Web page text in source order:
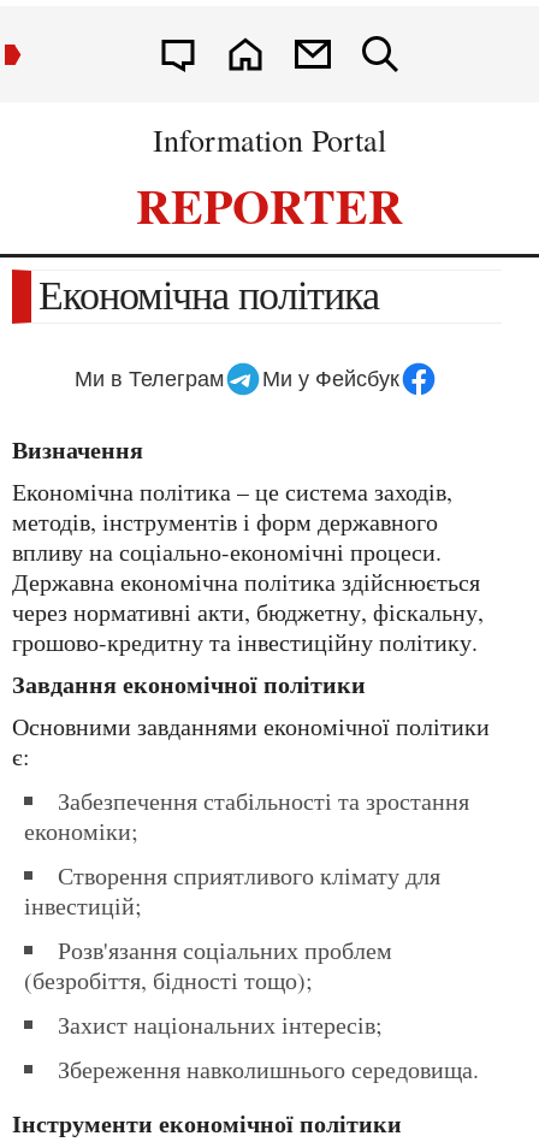
Information Portal
REPORTER
Економічна політика
Ми в Телеграм Ми у Фейсбук
Визначення
Економічна політика – це система заходів,
методів, інструментів і форм державного
впливу на соціально-економічні процеси.
Державна економічна політика здійснюється
через нормативні акти, бюджетну, фіскальну,
грошово-кредитну та інвестиційну політику.
Завдання економічної політики
Основними завданнями економічної політики
є:
Забезпечення стабільності та зростання
економіки;
Створення сприятливого клімату для
інвестицій;
Розв'язання соціальних проблем
(безробіття, бідності тощо);
Захист національних інтересів;
Збереження навколишнього середовища.
Інструменти економічної політики